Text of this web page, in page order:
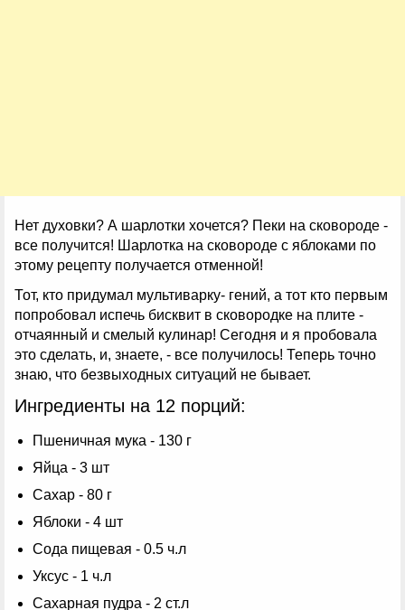
Нет духовки? А шарлотки хочется? Пеки на сковороде -
все получится! Шарлотка на сковороде с яблоками по
этому рецепту получается отменной!
Тот, кто придумал мультиварку- гений, а тот кто первым
попробовал испечь бисквит в сковородке на плите -
отчаянный и смелый кулинар! Сегодня и я пробовала
это сделать, и, знаете, - все получилось! Теперь точно
знаю, что безвыходных ситуаций не бывает.
Ингредиенты на 12 порций:
Пшеничная мука - 130 г
Яйца - 3 шт
Сахар - 80 г
Яблоки - 4 шт
Сода пищевая - 0.5 ч.л
Уксус - 1 ч.л
Сахарная пудра - 2 ст.л